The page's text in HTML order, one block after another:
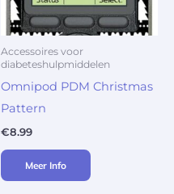
Accessoires voor
diabeteshulpmiddelen
Omnipod PDM Christmas
Pattern
€8.99
Meer Info